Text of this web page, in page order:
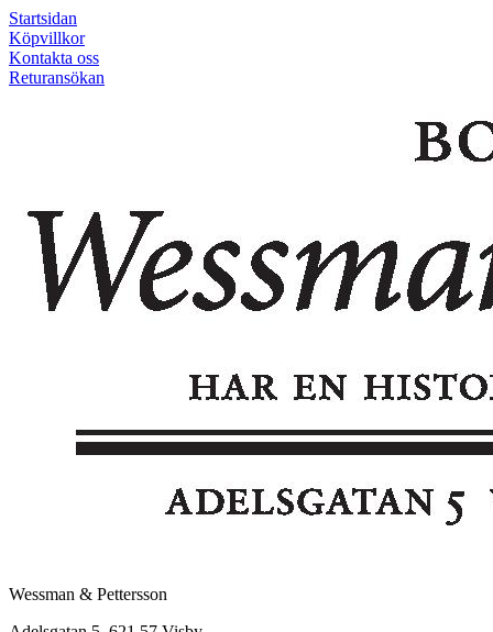
Startsidan
Köpvillkor
Kontakta oss
Returansökan
Wessman & Pettersson